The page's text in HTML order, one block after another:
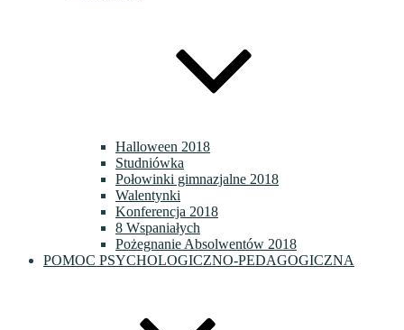
Halloween 2018
Studniówka
Połowinki gimnazjalne 2018
Walentynki
Konferencja 2018
8 Wspaniałych
Pożegnanie Absolwentów 2018
POMOC PSYCHOLOGICZNO-PEDAGOGICZNA